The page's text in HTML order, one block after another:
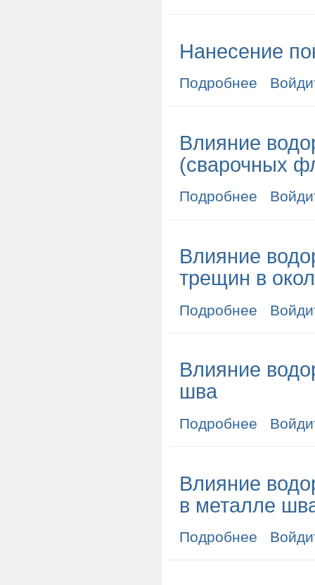
Нанесение
Подробнее о Нанесение
Влияние
(сварочных
Подробнее о Влияние
Влияние
трещин в
Подробнее о Влияние
Влияние
шва
Подробнее о Влияние
Влияние
в металле
Подробнее о Влияние